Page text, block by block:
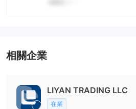
相關企業
LIYAN TRADING LLC
在業